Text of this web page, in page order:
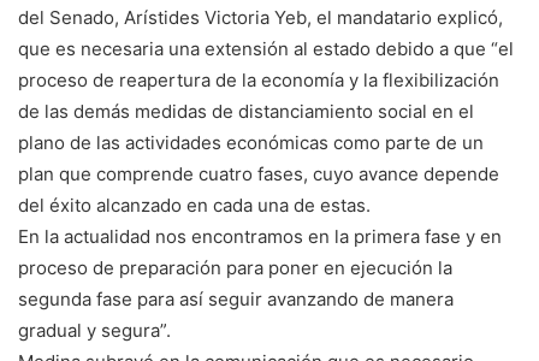
del Senado, Arístides Victoria Yeb, el mandatario explicó,
que es necesaria una extensión al estado debido a que “el
proceso de reapertura de la economía y la flexibilización
de las demás medidas de distanciamiento social en el
plano de las actividades económicas como parte de un
plan que comprende cuatro fases, cuyo avance depende
del éxito alcanzado en cada una de estas.
En la actualidad nos encontramos en la primera fase y en
proceso de preparación para poner en ejecución la
segunda fase para así seguir avanzando de manera
gradual y segura”.